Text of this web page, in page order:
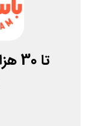
تا